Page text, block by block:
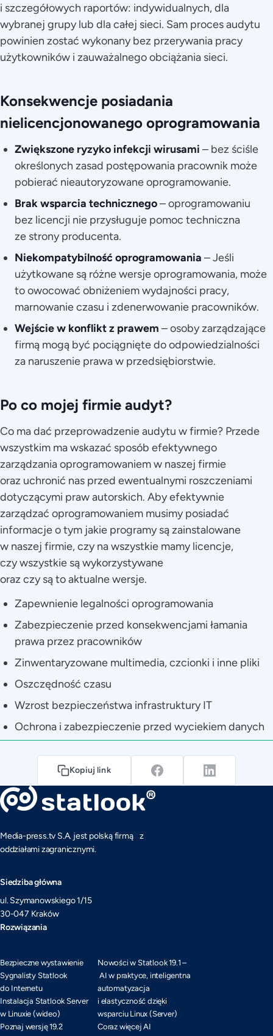
i szczegółowych raportów: indywidualnych, dla
wybranej grupy lub dla całej sieci. Sam proces audytu
powinien zostać wykonany bez przerywania pracy
użytkowników i zauważalnego obciążania sieci.
Konsekwencje posiadania
nielicencjonowanego oprogramowania
Zwiększone ryzyko infekcji wirusami – bez ściśle
określonych zasad postępowania pracownik może
pobierać nieautoryzowane oprogramowanie.
Brak wsparcia technicznego– oprogramowaniu
bez licencji nie przysługuje pomoc techniczna
ze strony producenta.
Niekompatybilność oprogramowania – Jeśli
użytkowane są różne wersje oprogramowania, może
to owocować obniżeniem wydajności pracy,
marnowanie czasu i zdenerwowanie pracowników.
Wejście w konflikt z prawem – osoby zarządzające
firmą mogą być pociągnięte do odpowiedzialności
za naruszenie prawa w przedsiębiorstwie.
Po co mojej firmie audyt?
Co ma dać przeprowadzenie audytu w firmie? Przede
wszystkim ma wskazać sposób efektywnego
zarządzania oprogramowaniem w naszej firmie
oraz uchronić nas przed ewentualnymi roszczeniami
dotyczącymi praw autorskich. Aby efektywnie
zarządzać oprogramowaniem musimy posiadać
informacje o tym jakie programy są zainstalowane
w naszej firmie, czy na wszystkie mamy licencje,
czy wszystkie są wykorzystywane
oraz czy są to aktualne wersje.
Zapewnienie legalności oprogramowania
Zabezpieczenie przed konsekwencjami łamania
prawa przez pracowników
Zinwentaryzowane multimedia, czcionki i inne pliki
Oszczędność czasu
Wzrost bezpieczeństwa infrastruktury IT
Ochrona i zabezpieczenie przed wyciekiem danych
Kopiuj link
Media-press.tv S.A. jest polską firmą z
oddziałami zagranicznymi.
Siedziba główna
ul. Szymanowskiego 1/15
30-047 Kraków
Rozwiązania
Bezpieczne wystawienie
Sygnalisty Statlook
do Internetu
Instalacja Statlook Server
w Linuxie (wideo)
Poznaj wersję 19.2
Nowości w Statlook 19.1 –
AI w praktyce, inteligentna
automatyzacja
i elastyczność dzięki
wsparciu Linux (Server)
Coraz więcej AI